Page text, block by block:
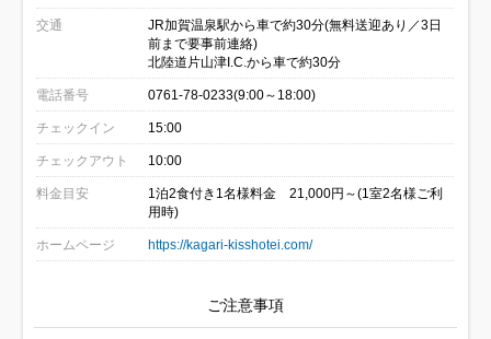
交通
JR加賀温泉駅から車で約30分(無料送迎あり／3日
前まで要事前連絡)
北陸道片山津I.C.から車で約30分
電話番号 0761-78-0233(9:00～18:00)
チェックイン 15:00
チェックアウト 10:00
料金目安
1泊2食付き1名様料金 21,000円～(1室2名様ご利
用時)
ホームページ https://kagari-kisshotei.com/
ご注意事項